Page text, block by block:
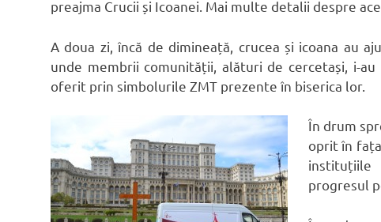
preajma Crucii și Icoanei. Mai multe detalii despre
A doua zi, încă de dimineață, crucea și icoana au
unde membrii comunității, alături de cercetași, i-
oferit prin simbolurile ZMT prezente în biserica lor.
În drum
oprit în
progresul